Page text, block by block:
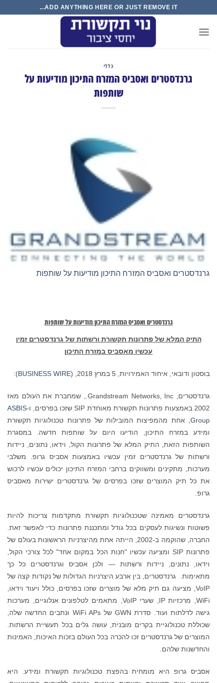
content
ADD ANYTHING HERE OR JUST REMOVE IT...
כללי
גרנדסטרים ואסביס המזרח התיכון מודיעות על
שותפות
גרנדסטרים ואסביס המזרח התיכון מודיעות על שותפות
גרנדסטרים ואסביס המזרח התיכון מודיעות על שותפות
התיק המלא של פתרונות תקשורת ורשתות של גרנדסטרים זמין
עכשיו מאסביס במזרח התיכון
בוסטון ודובאי, איחוד האמירויות, 5 במרץ 2018, ( BUSINESS WIRE
):
גרנדסטרים, Grandstream Networks, Inc., שמחברת את העולם מאז
2002 באמצעות פתרונות תקשורת מאוחדת SIP שזכו בפרסים, ו-
ASBIS
Group , אחת מהמפיצות המובילות של פתרונות טכנולוגיות תקשורת
ומידע במזרח התיכון, הודיעו היום על שותפות חדשה. במסגרת
השותפות הזאת, התיק המלא של פתרונות הקול, וידאו, נתונים, ניידות
ורשתות של גרנדסטרים זמין עכשיו באמצעות אסביס גרופ. משלבי
מערכות, מתקינים ומשווקים ברחבי המזרח התיכון יכולים עכשיו לרכוש
את כל תיק המוצרים שזכו בפרסים של גרנדסטרים ישירות מאסביס
גרופ.
גרנדסטרים מאמינה שטכנולוגיות תקשורת מתקדמות צריכות להיות
פשוטות ונשיגות לעסקים בכל גודל ומתכננת פתרונות כדי לאפשר זאת.
החברה, שהוקמה ב-2002, הייתה אחת מהיצרניות הראשונות בעולם של
פתרונות SIP ומציעה עכשיו "חנות הכל במקום אחד" לכל צורכי הקול,
וידאו, נתונים, ניידות ורשתות — ולכן אסביס וגרנדסטרים כל כך
מתאימות. גרנדסטרים, בין ארבע היצרניות הגדולות של נקודות קצה של
VoIP, מציעה גם תיק מלא של מוצרים שזכו בפרסים, כולל ויעוד וידאו,
WiFi, מרכזיות IP, שערי VoIP, מתאמים לטלפונים אנלוגיים, מערכות
גישה לדלתות ועוד. סדרת GWN של WiFi APs ונתבים החדשה שלה,
שכוללת טכנולוגיית בקרים מובנית, עושה גלים בכל תעשיית הרשתות.
המוצרים של גרנדסטרים זכו להכרה בכל העולם בזכות האיכות, האמינות
והחדשנות שלהם.
אסביס גרופ היא מומחית בהפצת טכנולוגיות תקשורת ומידע. היא